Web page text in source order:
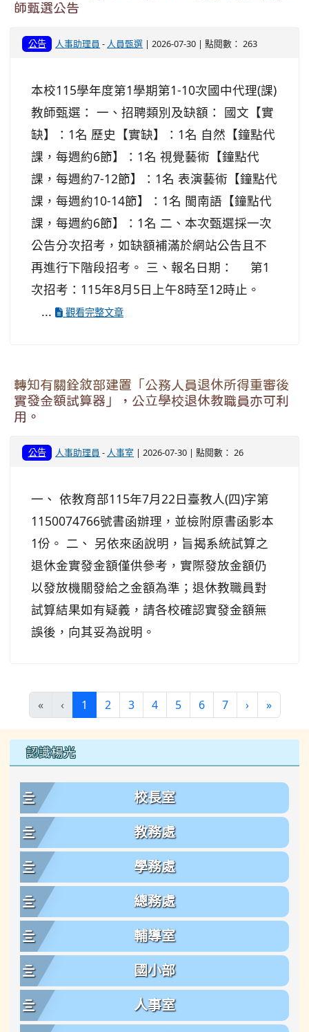
師甄選公告
公告 人事助理員 - 人員甄選 | 2026-07-30 | 點閱數： 263
本校115學年度第1學期第1-10次國中代理(課)
教師甄選： 一、招聘類別及缺額： 國文【實
缺】：1名 歷史【實缺】：1名 自然【鐘點代
課，每週約6節】：1名 視覺藝術【鐘點代
課，每週約7-12節】：1名 表演藝術【鐘點代
課，每週約10-14節】：1名 閩南語【鐘點代
課，每週約6節】：1名 二、本次甄選採一次
公告分次招考，如缺額補滿於網站公告且不
再進行下階段招考。 三、報名日期： 第1
次招考：115年8月5日上午8時至12時止。
...
觀看完整文章
轉知有關銓敘部建置「公務人員退休所得重審後
實發金額試算器」，公立學校退休教職員亦可利
用。
公告 人事助理員 - 人事室 | 2026-07-30 | 點閱數： 26
一、 依教育部115年7月22日臺教人(四)字第
1150074766號書函辦理，並檢附原書函影本
1份。 二、 另依來函說明，旨揭系統試算之
退休金實發金額僅供參考，實際發放金額仍
以發放機關發給之金額為準；退休教職員對
試算結果如有疑義，請各校確認實發金額無
誤後，向其妥為說明。
« ‹ 1 (目前頁次)
2 3 4 5 6 7 ›下一頁
»最後頁
左邊區域內容
認識楊光
校長室
教務處
學務處
總務處
輔導室
國小部
人事室